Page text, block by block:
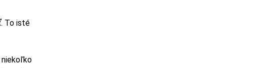
. To isté
niekoľko